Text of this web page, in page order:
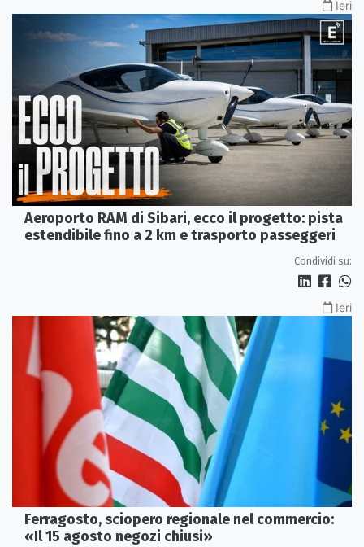
Ieri
Aeroporto RAM di Sibari, ecco il progetto: pista
estendibile fino a 2 km e trasporto passeggeri
Condividi su:
Ieri
Ferragosto, sciopero regionale nel commercio:
«Il 15 agosto negozi chiusi»